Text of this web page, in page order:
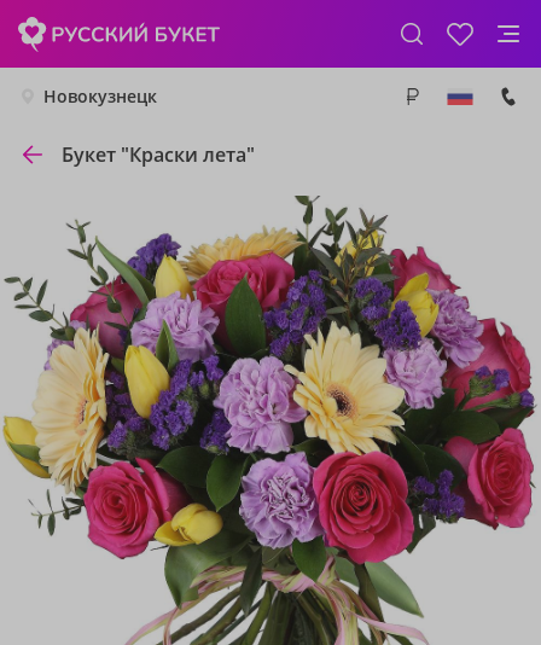
Новокузнецк
Букет "Краски лета"